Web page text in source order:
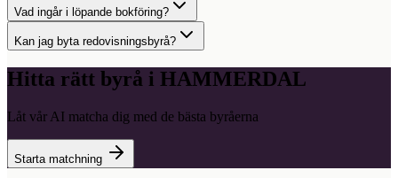
Vad ingår i löpande bokföring?
Kan jag byta redovisningsbyrå?
Hitta rätt byrå i HAMMERDAL
Låt vår AI matcha dig med de bästa byråerna
Starta matchning